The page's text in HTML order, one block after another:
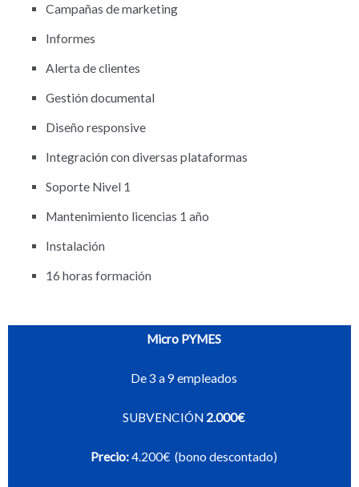
Campañas de marketing
Informes
Alerta de clientes
Gestión documental
Diseño responsive
Integración con diversas plataformas
Soporte Nivel 1
Mantenimiento licencias 1 año
Instalación
16 horas formación
Micro PYMES
De 3 a 9 empleados
SUBVENCIÓN 2.000€
Precio:4.200€ (bono descontado)